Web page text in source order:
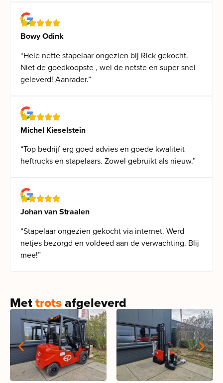
Bowy Odink
“Hele nette stapelaar ongezien bij Rick gekocht.
Niet de goedkoopste , wel de netste en super snel
geleverd! Aanrader.”
Michel Kieselstein
“Top bedrijf erg goed advies en goede kwaliteit
heftrucks en stapelaars. Zowel gebruikt als nieuw.”
Johan van Straalen
“Stapelaar ongezien gekocht via internet. Werd
netjes bezorgd en voldeed aan de verwachting. Blij
mee!”
Mettrotsafgeleverd